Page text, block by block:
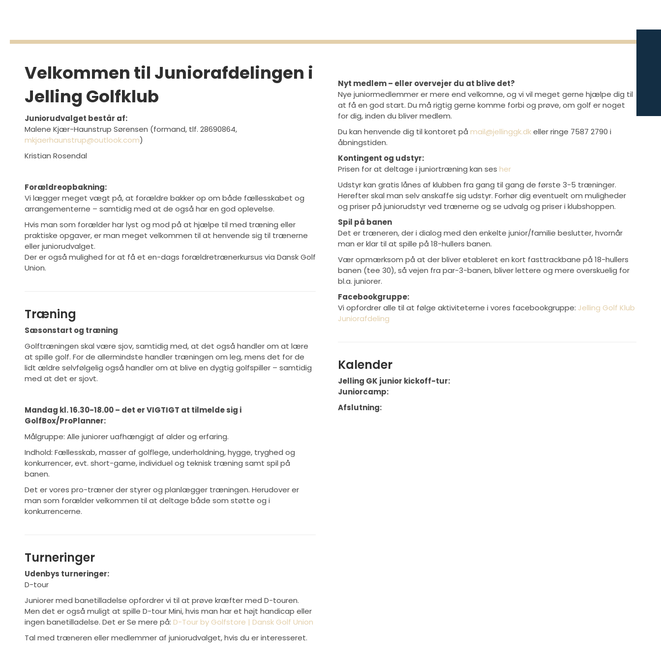
Velkommen til Juniorafdelingen i
Jelling Golfklub
Juniorudvalget består af:
Malene Kjær-Haunstrup Sørensen (formand, tlf. 28690864,
mkjaerhaunstrup@outlook.com)
Kristian Rosendal
Forældreopbakning:
Vi lægger meget vægt på, at forældre bakker op om både fællesskabet og
arrangementerne – samtidig med at de også har en god oplevelse.
Hvis man som forælder har lyst og mod på at hjælpe til med træning eller
praktiske opgaver, er man meget velkommen til at henvende sig til trænerne
eller juniorudvalget.
Der er også mulighed for at få et en-dags forældretrænerkursus via Dansk Golf
Union.
Træning
Sæsonstart og træning
Golftræningen skal være sjov, samtidig med, at det også handler om at lære
at spille golf. For de allermindste handler træningen om leg, mens det for de
lidt ældre selvfølgelig også handler om at blive en dygtig golfspiller – samtidig
med at det er sjovt.
Mandag kl. 16.30-18.00 – det er VIGTIGT at tilmelde sig i
GolfBox/ProPlanner:
Målgruppe: Alle juniorer uafhængigt af alder og erfaring.
Indhold: Fællesskab, masser af golflege, underholdning, hygge, tryghed og
konkurrencer, evt. short-game, individuel og teknisk træning samt spil på
banen.
Det er vores pro-træner der styrer og planlægger træningen. Herudover er
man som forælder velkommen til at deltage både som støtte og i
konkurrencerne.
Turneringer
Udenbys turneringer:
D-tour
Juniorer med banetilladelse opfordrer vi til at prøve kræfter med D-touren.
Men det er også muligt at spille D-tour Mini, hvis man har et højt handicap eller
ingen banetilladelse. Det er Se mere på: D-Tour by Golfstore | Dansk Golf Union
Tal med træneren eller medlemmer af juniorudvalget, hvis du er interesseret.
Nyt medlem – eller overvejer du at blive det?
Nye juniormedlemmer er mere end velkomne, og vi vil meget gerne hjælpe dig til
at få en god start. Du må rigtig gerne komme forbi og prøve, om golf er noget
for dig, inden du bliver medlem.
Du kan henvende dig til kontoret på mail@jellinggk.dkeller ringe 7587 2790 i
åbningstiden.
Kontingent og udstyr:
Prisen for at deltage i juniortræning kan ses her
Udstyr kan gratis lånes af klubben fra gang til gang de første 3-5 træninger.
Herefter skal man selv anskaffe sig udstyr. Forhør dig eventuelt om muligheder
og priser på juniorudstyr ved trænerne og se udvalg og priser i klubshoppen.
Spil på banen
Det er træneren, der i dialog med den enkelte junior/familie beslutter, hvornår
man er klar til at spille på 18-hullers banen.
Vær opmærksom på at der bliver etableret en kort fasttrackbane på 18-hullers
banen (tee 30), så vejen fra par-3-banen, bliver lettere og mere overskuelig for
bl.a. juniorer.
Facebookgruppe:
Vi opfordrer alle til at følge aktiviteterne i vores facebookgruppe: Jelling Golf Klub
Juniorafdeling
Kalender
Jelling GK junior kickoff-tur:
Juniorcamp:
Afslutning: